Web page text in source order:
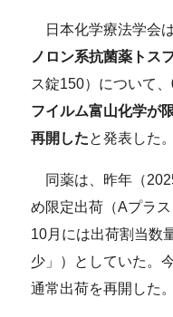
日本化学療法学会
ノロン系抗菌薬トス
ス錠150）について、
フイルム富山化学が
再開したと発表した。
同薬は、昨年（
め限定出荷（Aプラ
10月には出荷割当数
少」）としていた。
通常出荷を再開した。